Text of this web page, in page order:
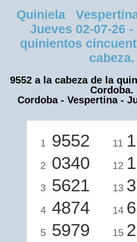
Quiniela
Jueves 02-07-26
quinientos
cabeza.
9552 a la cabeza de la
Cordoba.
Cordoba - Vespertina -
1 9552
2 0340
3 5621
4 4874
5 5979
11
12
13
14
15